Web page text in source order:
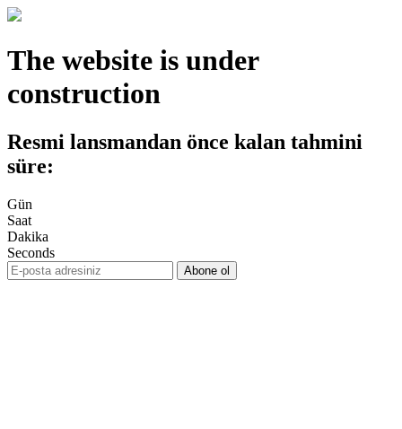
The website is under
construction
Resmi lansmandan önce kalan tahmini
süre:
Gün
Saat
Dakika
Seconds